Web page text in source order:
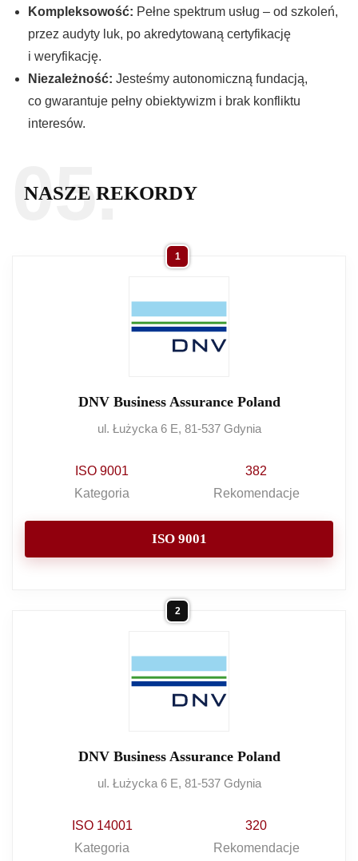
Kompleksowość: Pełne spektrum usług – od szkoleń,
przez audyty luk, po akredytowaną certyfikację
i weryfikację.
Niezależność: Jesteśmy autonomiczną fundacją,
co gwarantuje pełny obiektywizm i brak konfliktu
interesów.
05.
NASZE REKORDY
1
DNV Business Assurance Poland
ul. Łużycka 6 E, 81-537 Gdynia
ISO 9001
Kategoria
382
Rekomendacje
ISO 9001
2
DNV Business Assurance Poland
ul. Łużycka 6 E, 81-537 Gdynia
ISO 14001
Kategoria
320
Rekomendacje